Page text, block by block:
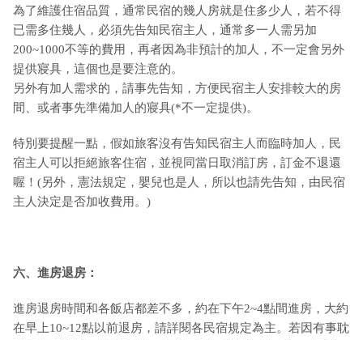
為了維護住宿品質，通常民宿的幾人房就是住多少人，若不得
已需多住幾人，必須先告知民宿主人，通常多一人需另加
200~1000不等的費用，再者因為非預計的加人，不一定會另外
提供寢具，這個也是要注意的。
另外有加人需求的，請事先告知，方便民宿主人安排較大的房
間、或者事先準備加人的寢具(*不一定提供)。
特別要提醒一點，假如旅客沒有告知民宿主人而臨時加人，民
宿主人可以拒絕旅客住宿，並視同當日取消訂房，訂金不退還
喔！(另外，憲法規定，嬰兒也是人，所以也請先告知，由民宿
主人決定是否加收費用。)
六、進房退房：
進房退房時間和各飯店都差不多，約在下午2~4點間進房，大約
在早上10~12點以前退房，請詳閱各民宿規定為主。若因有事耽